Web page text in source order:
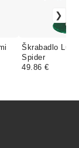
Škrabadlo
Spider
49.86 €